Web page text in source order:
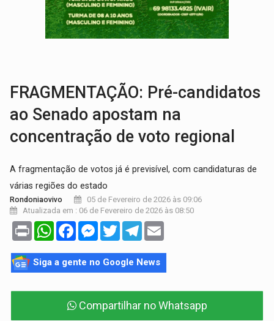
VÍDEO:Ladrão é filmado furtando moto na frente do bar
BOLSAS DE PESQUISA:Iniciativa Amazônia+10 lança chamada para fortalecer
Serpente capturada na fábrica da Coca-Cola é
FRAGMENTAÇÃO: Pré-candidatos
ao Senado apostam na
concentração de voto regional
A fragmentação de votos já é previsível, com candidaturas de
várias regiões do estado
Rondoniaovivo
05 de Fevereiro de 2026 às 09:06
Atualizada em : 06 de Fevereiro de 2026 às 08:50
Print WhatsAppFacebookMessenger
TwitterTelegram
Siga a gente no Google News
Compartilhar no Whatsapp